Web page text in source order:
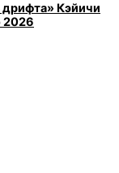
дрифта» Кэйичи
2026